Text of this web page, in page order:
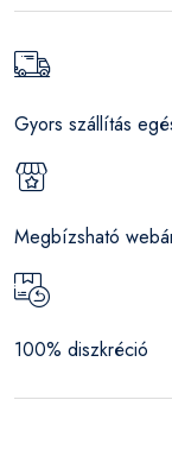
Gyors szállítás
Megbízsható
100% diszkréció